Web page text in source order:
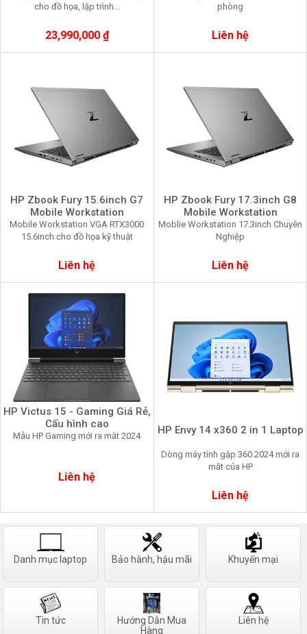
cho đồ họa, lập trình...
23,990,000 ₫
phòng
Liên hệ
HP Zbook Fury 15.6inch G7
Mobile Workstation
Mobile Workstation VGA RTX3000
15.6inch cho đồ họa kỹ thuật
Liên hệ
HP Zbook Fury 17.3inch G8
Mobile Workstation
Moblie Workstation 17.3inch Chuyên
Nghiệp
Liên hệ
HP Victus 15 - Gaming Giá Rẻ,
Cấu hình cao
Mẫu HP Gaming mới ra mắt 2024
Liên hệ
HP Envy 14 x360 2 in 1 Laptop
Dòng máy tính gập 360 2024 mới ra
mắt của HP
Liên hệ
Danh mục laptop Bảo hành, hậu mãi Khuyến mại
Tin tức
Hướng Dẫn Mua
Hàng
Liên hệ